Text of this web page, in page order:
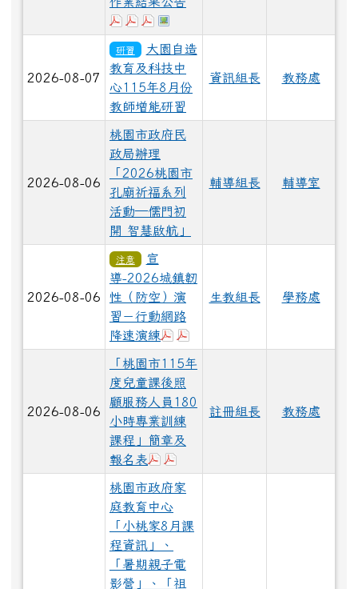
下載：五年級編班結果..pdf
下載：三年級編班結果..pdf
下載：一年級編班結果.pdf
2026-08-07
研習
大園自造
教育及科技中
心115年8月份
教師增能研習
資訊組長 教務處
2026-08-06
桃園市政府民
政局辦理
「2026桃園市
孔廟祈福系列
活動—儒門初
開 智慧啟航」
輔導組長 輔導室
2026-08-06
注意
宣
導-2026城鎮韌
性（防空）演
習－行動網路
降速演練
下載：行動網路降速演練執行
生教組長 學務處
2026-08-06
「桃園市115年
度兒童課後照
顧服務人員180
小時專業訓練
課程」簡章及
報名表
下載：報名表1.pdf
註冊組長 教務處
桃園市政府家
庭教育中心
「小桃家8月課
程資訊」、
「暑期親子電
影營」、「祖